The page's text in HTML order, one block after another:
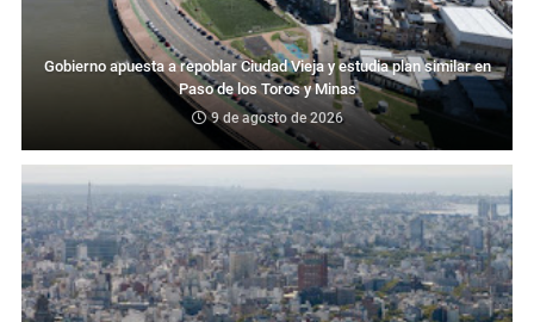
Gobierno apuesta a repoblar Ciudad Vieja y estudia plan similar en
Paso de los Toros y Minas
9 de agosto de 2026